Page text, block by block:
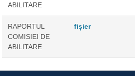
ABILITARE
RAPORTUL
COMISIEI DE
ABILITARE
fișier